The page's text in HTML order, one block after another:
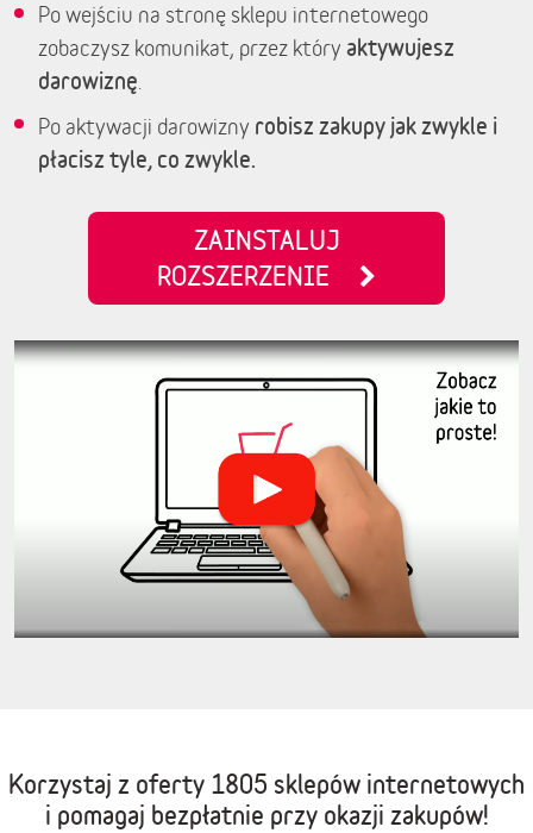
Po wejściu na stronę sklepu internetowego
zobaczysz komunikat, przez który aktywujesz
darowiznę
Po aktywacji darowizny robisz zakupy jak zwykle i
płacisz tyle, co zwykle.
ZAINSTALUJ
ROZSZERZENIE
Korzystaj z oferty 1805 sklepów internetowych
i pomagaj bezpłatnie przy okazji zakupów!